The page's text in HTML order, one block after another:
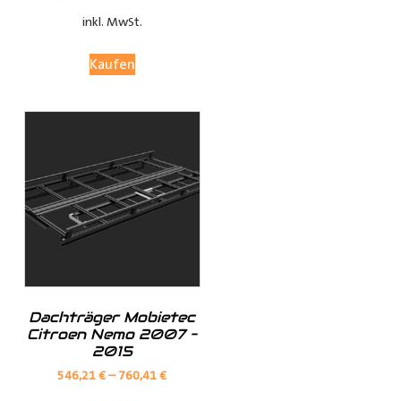
(je nach Fahrzeugmodell, sind nur die jeweils möglichen
Fensterteile:
Fenster vorhanden
Ø Fenster im Laderaum = Es sind Fenster in der
Schiebtür(en) und in der Heckklappe / Hecktüren, diese
Verkleidungsteile werden dann nicht mitgeliefert
inkl. MwSt.
Kaufen
Dachträger Mobietec
Citroen Nemo 2007 –
2015
546,21€–760,41€